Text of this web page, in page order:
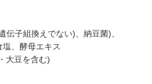
子組換えでない)、納豆菌)、
母エキス
を含む)